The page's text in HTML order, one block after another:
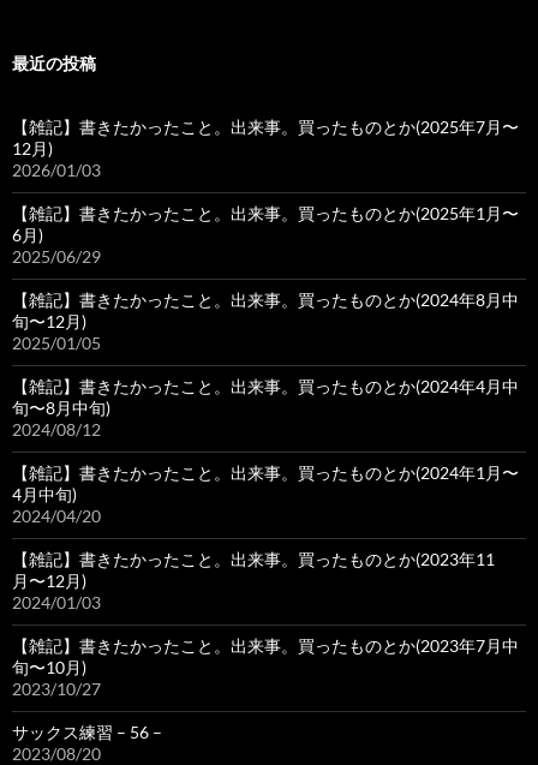
ブ
最近の投稿
【雑記】書きたかったこと。出来事。買ったものとか(2025年7月〜
12月)
2026/01/03
【雑記】書きたかったこと。出来事。買ったものとか(2025年1月〜
6月)
2025/06/29
【雑記】書きたかったこと。出来事。買ったものとか(2024年8月中
旬〜12月)
2025/01/05
【雑記】書きたかったこと。出来事。買ったものとか(2024年4月中
旬〜8月中旬)
2024/08/12
【雑記】書きたかったこと。出来事。買ったものとか(2024年1月〜
4月中旬)
2024/04/20
【雑記】書きたかったこと。出来事。買ったものとか(2023年11
月〜12月)
2024/01/03
【雑記】書きたかったこと。出来事。買ったものとか(2023年7月中
旬〜10月)
2023/10/27
サックス練習 – 56 –
2023/08/20